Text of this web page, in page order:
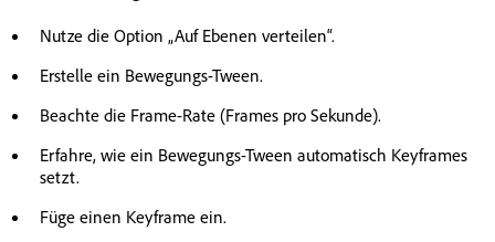
Nutze die Option „Auf Ebenen verteilen“.
Erstelle ein Bewegungs-Tween.
Beachte die Frame-Rate (Frames pro Sekunde).
Erfahre, wie ein Bewegungs-Tween automatisch Keyframes
setzt.
Füge einen Keyframe ein.